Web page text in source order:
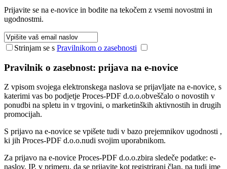
Prijavite se na e-novice in bodite na tekočem z vsemi novostmi in
ugodnostmi.
Strinjam se s Pravilnikom o zasebnosti
Pravilnik o zasebnost: prijava na e-novice
Z vpisom svojega elektronskega naslova se prijavljate na e-novice, s
katerimi vas bo podjetje Proces-PDF d.o.o.obveščalo o novostih v
ponudbi na spletu in v trgovini, o marketinških aktivnostih in drugih
promocijah.
S prijavo na e-novice se vpišete tudi v bazo prejemnikov ugodnosti ,
ki jih Proces-PDF d.o.o.nudi svojim uporabnikom.
Za prijavo na e-novice Proces-PDF d.o.o.zbira sledeče podatke: e-
naslov, IP, v primeru, da se prijavite kot registrirani član, pa tudi ime